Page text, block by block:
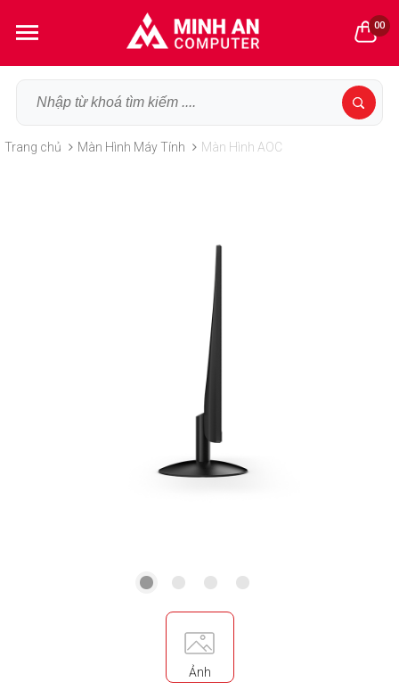
00
Trang chủ Màn Hình Máy Tính Màn Hình AOC
Ảnh